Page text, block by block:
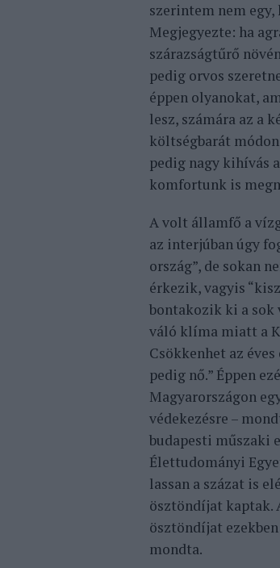
szerintem nem
Megjegyezte: ha
szárazságtűrő
pedig orvos
éppen olyanokat,
lesz, számára az a
költségbarát
pedig nagy kihívás
komfortunk is
A volt államfő a
az interjúban úgy
ország”, de sokan
érkezik, vagyis
bontakozik ki a sok
váló klíma miatt a
Csökkenhet az
pedig nő.” Éppen
Magyarországon
védekezésre –
budapesti műszaki
Élettudományi
lassan a százat is
ösztöndíjat kaptak.
ösztöndíjat
mondta.